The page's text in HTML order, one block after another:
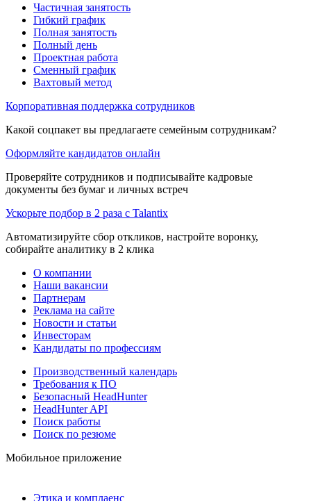
Частичная занятость
Гибкий график
Полная занятость
Полный день
Проектная работа
Сменный график
Вахтовый метод
Корпоративная поддержка сотрудников
Какой соцпакет вы предлагаете семейным сотрудникам?
Оформляйте кандидатов онлайн
Проверяйте сотрудников и подписывайте кадровые
документы без бумаг и личных встреч
Ускорьте подбор в 2 раза с Talantix
Автоматизируйте сбор откликов, настройте воронку,
собирайте аналитику в 2 клика
О компании
Наши вакансии
Партнерам
Реклама на сайте
Новости и статьи
Инвесторам
Кандидаты по профессиям
Производственный календарь
Требования к ПО
Безопасный HeadHunter
HeadHunter API
Поиск работы
Поиск по резюме
Мобильное приложение
Этика и комплаенс